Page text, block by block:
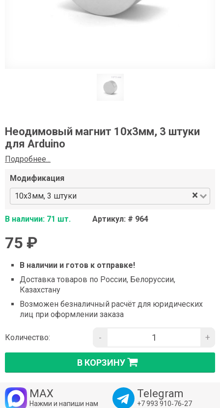
Неодимовый магнит 10x3мм, 3 штуки
для Arduino
Подробнее...
Модификация
10x3мм, 3 штуки
×
В наличии: 71 шт. Артикул: # 964
75 ₽
В наличии и готов к отправке!
Доставка товаров по России, Белоруссии,
Казахстану
Возможен безналичный расчёт для юридических
лиц при оформлении заказа
Количество: - +
В КОРЗИНУ
MAX
Нажми и напиши нам
Telegram
+7 993 910‑76‑27